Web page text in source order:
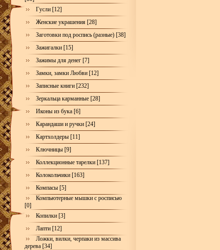
Гусли [12]
Женские украшения [28]
Заготовки под роспись (разные) [38]
Зажигалки [15]
Зажимы для денег [7]
Замки, замки Любви [12]
Записные книги [232]
Зеркальца карманные [28]
Иконы из бука [6]
Карандаши и ручки [24]
Картхолдеры [11]
Ключницы [9]
Коллекционные тарелки [137]
Колокольчики [163]
Компасы [5]
Компьютерные мышки с росписью
[0]
Копилки [3]
Лапти [12]
Ложки, вилки, черпаки из массива
дерева [34]